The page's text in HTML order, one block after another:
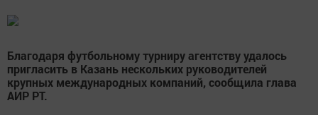
Благодаря футбольному турниру агентству удалось
пригласить в Казань нескольких руководителей
крупных международных компаний, сообщила глава
АИР РТ.